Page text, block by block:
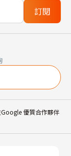
訂閱
Google 優質合作夥伴